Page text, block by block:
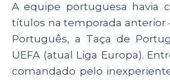
A equipe portuguesa havia
títulos na temporada anterior
Português, a Taça de
UEFA (atual Liga Europa).
comandado pelo